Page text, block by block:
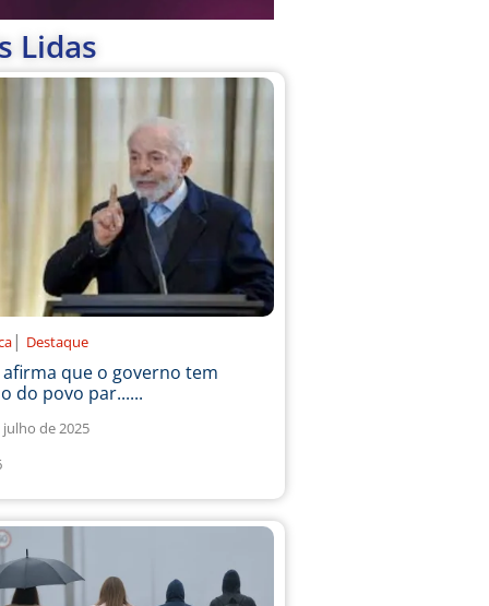
Lidas
| Destaque
afirma que o governo tem
do povo par......
julho de 2025